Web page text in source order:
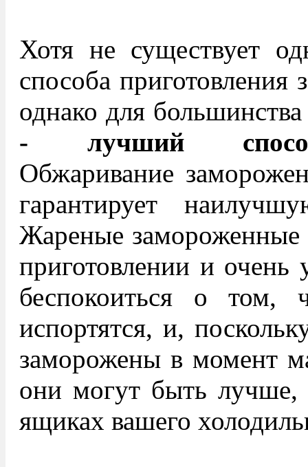
Хотя не существует
способа
однако для
- лучший способ
Обжаривание
гарантирует
Жареные
приготовлении и
беспокоиться о том,
испортятся, и,
заморожены в момент
они могут быть лучше,
ящиках вашего